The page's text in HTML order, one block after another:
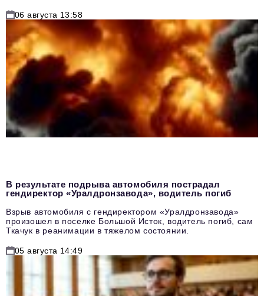
06 августа 13:58
В результате подрыва автомобиля пострадал
гендиректор «Уралдронзавода», водитель погиб
Взрыв автомобиля с гендиректором «Уралдронзавода»
произошел в поселке Большой Исток, водитель погиб, сам
Ткачук в реанимации в тяжелом состоянии.
05 августа 14:49